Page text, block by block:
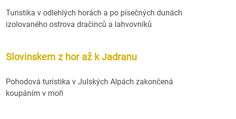
Turistika v odlehlých horách a po písečných dunách
izolovaného ostrova dračinců a lahvovníků
Slovinskem z hor až k Jadranu
Pohodová turistika v Julských Alpách zakončená
koupáním v moři